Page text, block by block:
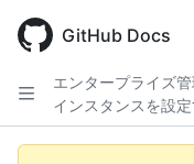
main
GitHub Docs
エンタープライズ
インスタンスを設定